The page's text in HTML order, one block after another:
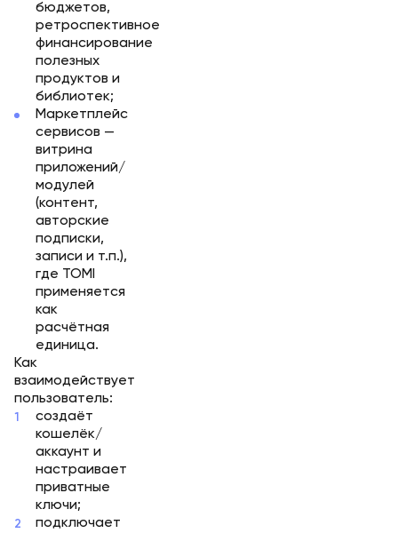
бюджетов,
ретроспективное
финансирование
полезных
продуктов и
библиотек;
Маркетплейс
сервисов —
витрина
приложений/
модулей
(контент,
авторские
подписки,
записи и т.п.),
где TOMI
применяется
как
расчётная
единица.
Как
взаимодействует
пользователь:
создаёт
кошелёк/
аккаунт и
настраивает
приватные
ключи;
подключает